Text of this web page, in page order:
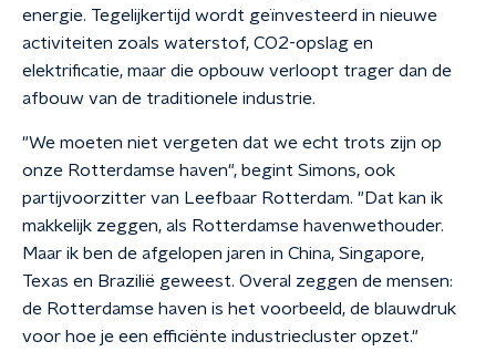
energie. Tegelijkertijd wordt geïnvesteerd in nieuwe
activiteiten zoals waterstof, CO2-opslag en
elektrificatie, maar die opbouw verloopt trager dan de
afbouw van de traditionele industrie.
"We moeten niet vergeten dat we echt trots zijn op
onze Rotterdamse haven", begint Simons, ook
partijvoorzitter van Leefbaar Rotterdam. "Dat kan ik
makkelijk zeggen, als Rotterdamse havenwethouder.
Maar ik ben de afgelopen jaren in China, Singapore,
Texas en Brazilië geweest. Overal zeggen de mensen:
de Rotterdamse haven is het voorbeeld, de blauwdruk
voor hoe je een efficiënte industriecluster opzet."